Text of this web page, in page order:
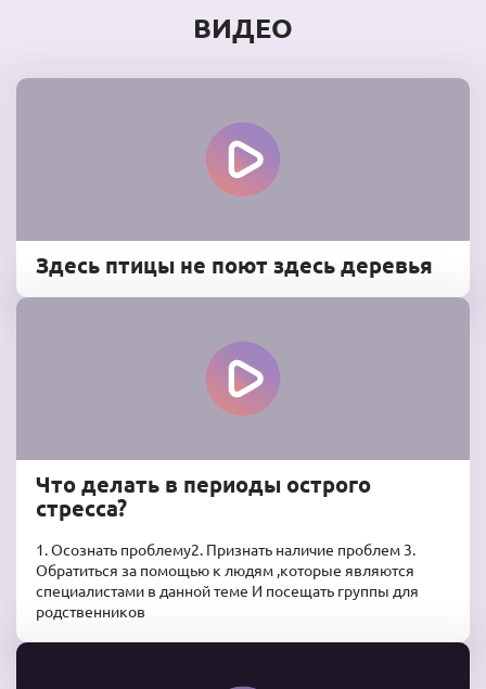
ВИДЕО
Здесь птицы не поют здесь деревья
Что делать в периоды острого
стресса?
1. Осознать проблему2. Признать наличие проблем 3.
Обратиться за помощью к людям ,которые являются
специалистами в данной теме И посещать группы для
родственников